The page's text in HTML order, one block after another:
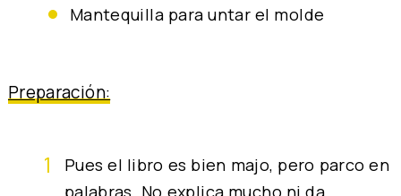
mantequilla para untar el molde
Preparación:
Pues el libro es bien majo, pero parco en
palabras. No explica mucho ni da